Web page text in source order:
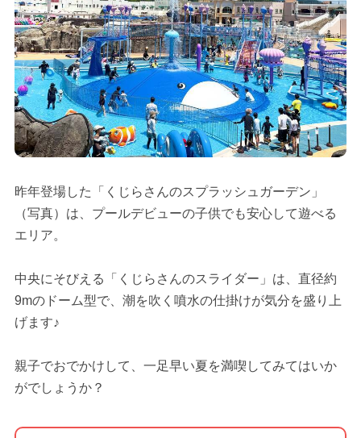
昨年登場した「くじらさんのスプラッシュガーデン」
（写真）は、プールデビューの子供でも安心して遊べる
エリア。
中央にそびえる「くじらさんのスライダー」は、直径約
9mのドーム型で、潮を吹く噴水の仕掛けが気分を盛り上
げます♪
親子でおでかけして、一足早い夏を満喫してみてはいか
がでしょうか？